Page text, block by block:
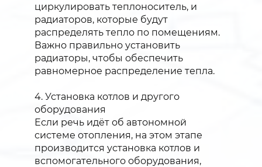
циркулировать теплоноситель, и
радиаторов, которые будут
распределять тепло по помещениям.
Важно правильно установить
радиаторы, чтобы обеспечить
равномерное распределение тепла.
4. Установка котлов и другого
оборудования
Если речь идёт об автономной
системе отопления, на этом этапе
производится установка котлов и
вспомогательного оборудования,